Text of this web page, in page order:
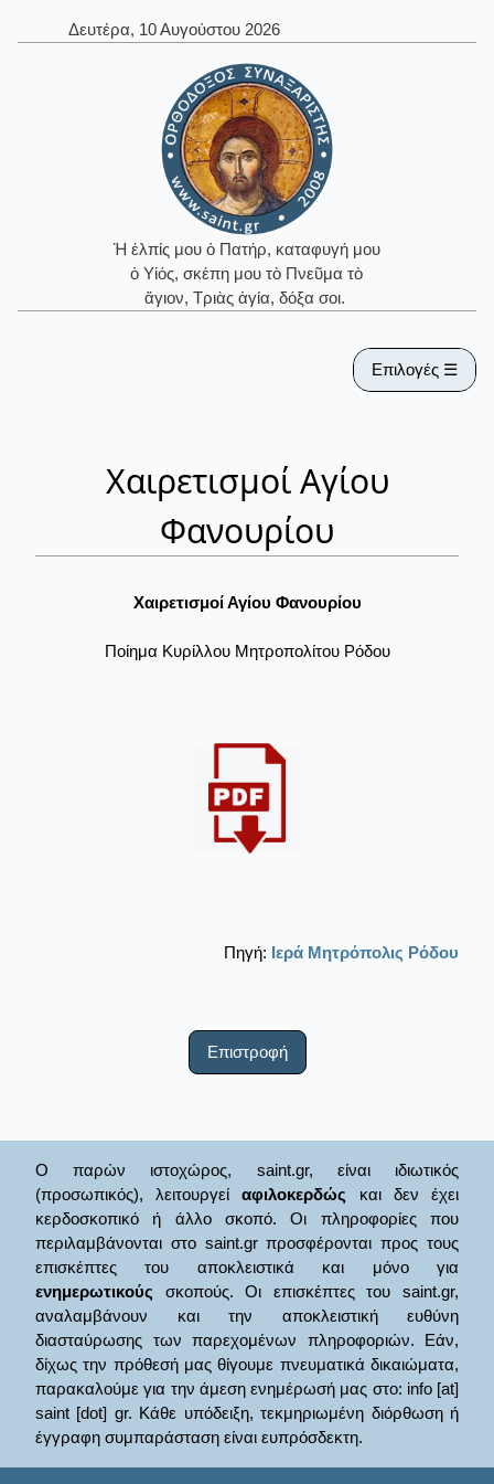
Δευτέρα, 10 Αυγούστου 2026
Ἡ ἐλπίς μου ὁ Πατήρ, καταφυγή μου
ὁ Υἱός, σκέπη μου τὸ Πνεῦμα τὸ
ἅγιον, Τριὰς ἁγία, δόξα σοι.
Επιλογές ☰
Χαιρετισμοί Αγίου
Φανουρίου
Χαιρετισμοί Αγίου Φανουρίου
Ποίημα Κυρίλλου Μητροπολίτου Ρόδου
Πηγή: Ιερά Μητρόπολις Ρόδου
Επιστροφή
Ο παρών ιστοχώρος, saint.gr, είναι ιδιωτικός
(προσωπικός), λειτουργείαφιλοκερδώς και δεν έχει
κερδοσκοπικό ή άλλο σκοπό. Οι πληροφορίες που
περιλαμβάνονται στο saint.gr προσφέρονται προς τους
επισκέπτες του αποκλειστικά και μόνο για
ενημερωτικούς σκοπούς. Οι επισκέπτες του saint.gr,
αναλαμβάνουν και την αποκλειστική ευθύνη
διασταύρωσης των παρεχομένων πληροφοριών. Εάν,
δίχως την πρόθεσή μας θίγουμε πνευματικά δικαιώματα,
παρακαλούμε για την άμεση ενημέρωσή μας στο: info [at]
saint [dot] gr. Κάθε υπόδειξη, τεκμηριωμένη διόρθωση ή
έγγραφη συμπαράσταση είναι ευπρόσδεκτη.